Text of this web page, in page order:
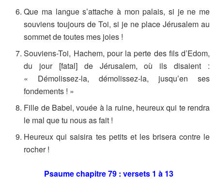
Que ma langue s’attache à mon palais, si je ne me
souviens toujours de Toi, si je ne place Jérusalem au
sommet de toutes mes joies !
Souviens-Toi, Hachem, pour la perte des fils d’Edom,
du jour [fatal] de Jérusalem, où ils disaient :
« Démolissez-la, démolissez-la, jusqu’en ses
fondements ! »
Fille de Babel, vouée à la ruine, heureux qui te rendra
le mal que tu nous as fait !
Heureux qui saisira tes petits et les brisera contre le
rocher !
Psaume chapitre 79 : versets 1 à 13